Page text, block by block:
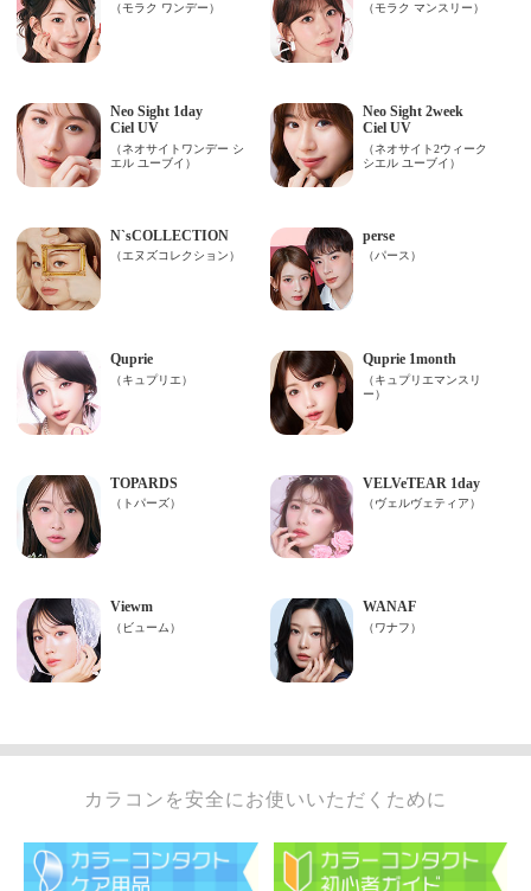
カラコンを安全にお使いいただくために